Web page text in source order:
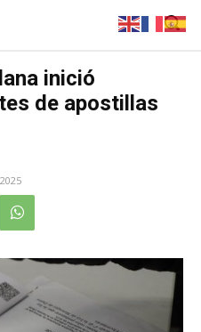
inició
de apostillas